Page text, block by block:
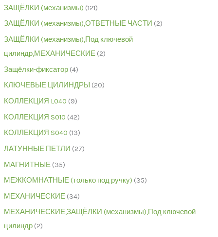
ЗАЩЁЛКИ (механизмы) 121
ЗАЩЁЛКИ (механизмы),ОТВЕТНЫЕ ЧАСТИ 2
ЗАЩЁЛКИ (механизмы),Под ключевой
цилиндр,МЕХАНИЧЕСКИЕ 2
Защёлки-фиксатор 4
КЛЮЧЕВЫЕ ЦИЛИНДРЫ
20
КОЛЛЕКЦИЯ L040 9
КОЛЛЕКЦИЯ S010 42
КОЛЛЕКЦИЯ S040 13
ЛАТУННЫЕ ПЕТЛИ 27
МАГНИТНЫЕ 35
МЕЖКОМНАТНЫЕ (только под ручку) 35
МЕХАНИЧЕСКИЕ 34
МЕХАНИЧЕСКИЕ,ЗАЩЁЛКИ (механизмы),Под ключевой
цилиндр 2